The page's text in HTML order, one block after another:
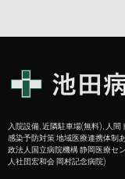
入院設備, 近隣駐車場(無料), 人間
感染予防対策 地域医療連携体制
政法人国立病院機構 静岡医療セ
人社団宏和会 岡村記念病院)